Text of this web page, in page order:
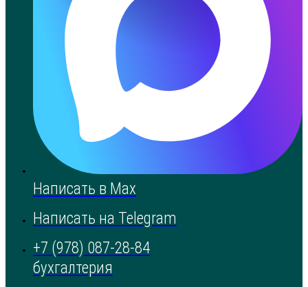
Написать в Max
Написать на Telegram
+7 (978) 087-28-84
бухгалтерия